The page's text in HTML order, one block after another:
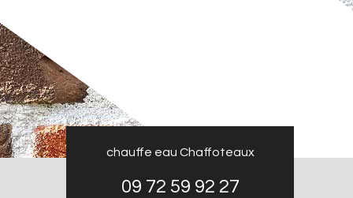
chauffe eau Chaffoteaux
09 72 59 92 27